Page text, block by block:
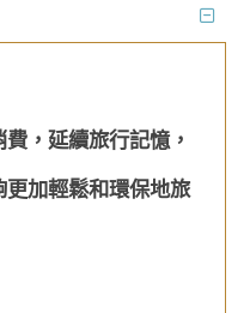
，延續旅行記憶，
加輕鬆和環保地旅